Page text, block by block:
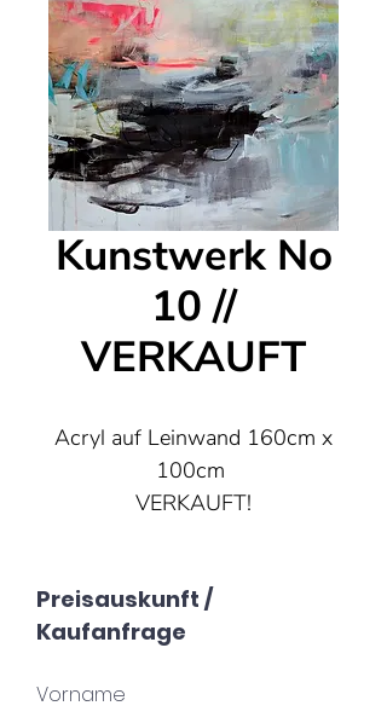
Kunstwerk No
10 //
VERKAUFT
Acryl auf Leinwand 160cm x
100cm
VERKAUFT!
Preisauskunft /
Kaufanfrage
Vorname